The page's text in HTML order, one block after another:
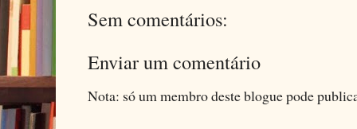
Sem comentários:
Enviar um comentário
Nota: só um membro deste blogue pode